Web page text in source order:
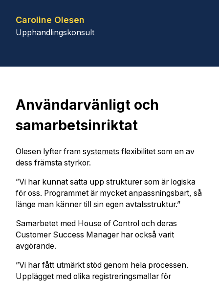
Caroline Olesen
Upphandlingskonsult
Användarvänligt och
samarbetsinriktat
Olesen lyfter fram systemets flexibilitet som en av
dess främsta styrkor.
”Vi har kunnat sätta upp strukturer som är logiska
för oss. Programmet är mycket anpassningsbart, så
länge man känner till sin egen avtalsstruktur.”
Samarbetet med House of Control och deras
Customer Success Manager har också varit
avgörande.
”Vi har fått utmärkt stöd genom hela processen.
Upplägget med olika registreringsmallar för